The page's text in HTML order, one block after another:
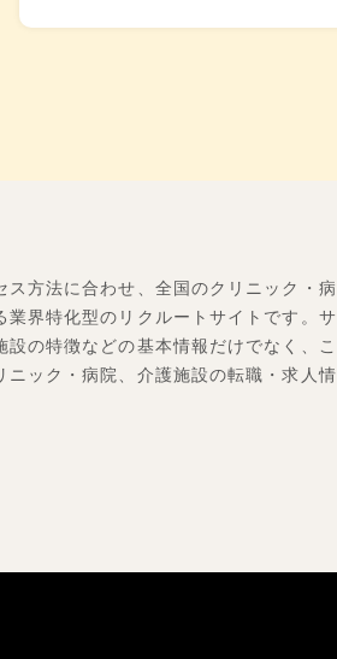
方法に合わせ、全国のクリニック・病
界特化型のリクルートサイトです。サ
の特徴などの基本情報だけでなく、こ
ック・病院、介護施設の転職・求人情